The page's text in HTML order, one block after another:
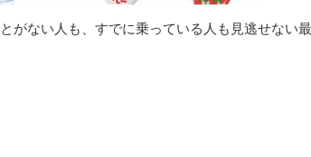
がない人も、すでに乗っている人も見逃せない